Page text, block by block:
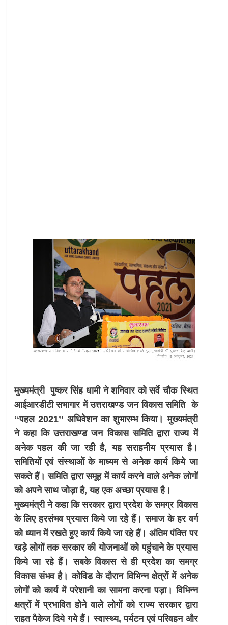
मुख्यमंत्री पुष्कर सिंह धामी ने शनिवार को सर्वे चौक स्थित
आईआरडीटी सभागार में उत्तराखण्ड जन विकास समिति के
‘‘पहल 2021’’ अधिवेशन का शुभारम्भ किया। मुख्यमंत्री
ने कहा कि उत्तराखण्ड जन विकास समिति द्वारा राज्य में
अनेक पहल की जा रही है, यह सराहनीय प्रयास है।
समितियों एवं संस्थाओं के माध्यम से अनेक कार्य किये जा
सकते हैं। समिति द्वारा समूह में कार्य करने वाले अनेक लोगों
को अपने साथ जोड़ा है, यह एक अच्छा प्रयास है।
मुख्यमंत्री ने कहा कि सरकार द्वारा प्रदेश के समग्र विकास
के लिए हरसंभव प्रयास किये जा रहे हैं। समाज के हर वर्ग
को ध्यान में रखते हुए कार्य किये जा रहे हैं। अंतिम पंक्ति पर
खड़े लोगों तक सरकार की योजनाओं को पहुंचाने के प्रयास
किये जा रहे हैं। सबके विकास से ही प्रदेश का समग्र
विकास संभव है। कोविड के दौरान विभिन्न क्षेत्रों में अनेक
लोगों को कार्य में परेशानी का सामना करना पड़ा। विभिन्न
क्षत्रों में प्रभावित होने वाले लोगों को राज्य सरकार द्वारा
राहत पैकेज दिये गये हैं। स्वास्थ्य, पर्यटन एवं परिवहन और